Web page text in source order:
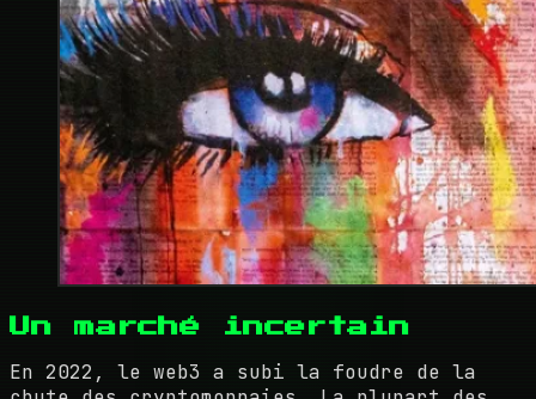
Un marché incertain
En 2022, le web3 a subi la foudre de la